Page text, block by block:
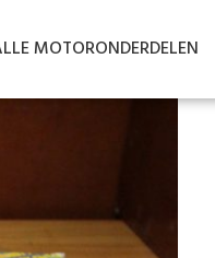
MOTORONDERDELEN